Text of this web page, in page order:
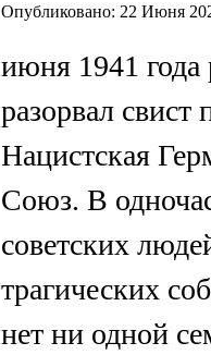
Опубликовано: 22 Июня
июня 1941
разорвал
Нацистская
Союз. В
советских
трагических
нет ни одной